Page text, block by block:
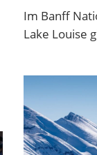
Im Banff
Lake Louise